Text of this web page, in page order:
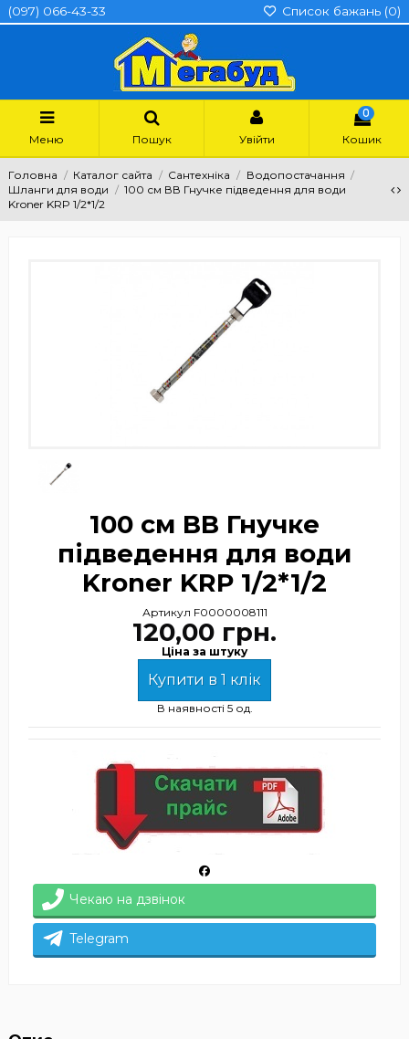
(097) 066-43-33 Список бажань (0)
Меню Пошук Увійти
0
Кошик
Головна Каталог сайта Сантехніка
Водопостачання
Шланги для води
100 см ВВ Гнучке підведення для води
Kroner KRP 1/2*1/2
100 см ВВ Гнучке
підведення для води
Kroner KRP 1/2*1/2
Артикул F0000008111
120,00 грн.
Ціна за штуку
Купити в 1 клік
В наявності 5 од.
Чекаю на дзвінок
Telegram